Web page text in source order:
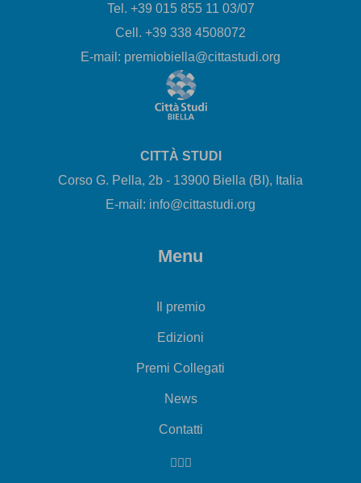
Tel. +39 015 855 11 03/07
Cell. +39 338 4508072
E-mail: premiobiella@cittastudi.org
CITTÀ STUDI
Corso G. Pella, 2b - 13900 Biella (BI), Italia
E-mail: info@cittastudi.org
Menu
Il premio
Edizioni
Premi Collegati
News
Contatti